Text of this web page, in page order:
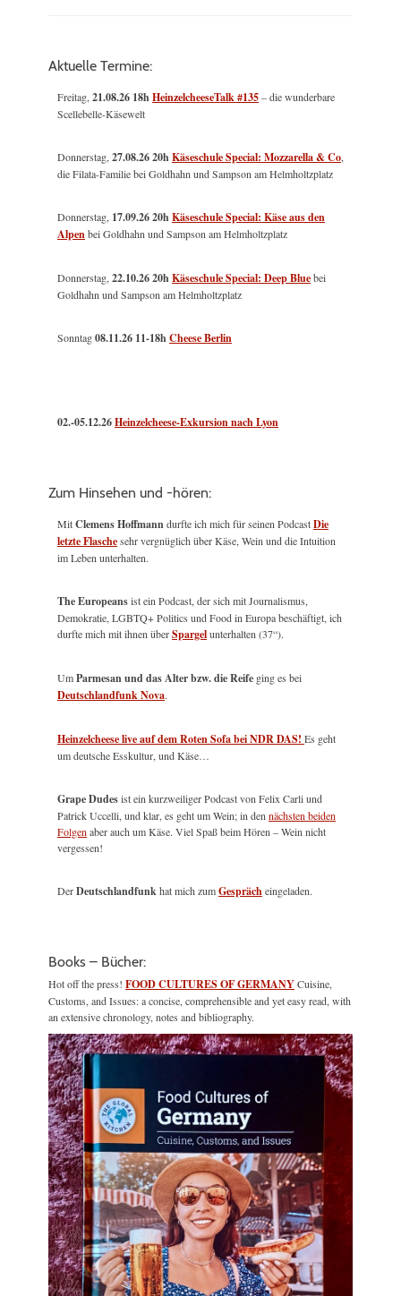
Aktuelle Termine:
Freitag,21.08.26 18hHeinzelcheeseTalk #135– die wunderbare
Scellebelle-Käsewelt
Donnerstag,27.08.26 20hKäseschule Special: Mozzarella & Co,
die Filata-Familie bei Goldhahn und Sampson am Helmholtzplatz
Donnerstag, 17.09.26 20hKäseschule Special: Käse aus den
Alpenbei Goldhahn und Sampson am Helmholtzplatz
Donnerstag,22.10.26 20hKäseschule Special: Deep Bluebei
Goldhahn und Sampson am Helmholtzplatz
Sonntag08.11.26 11-18hCheese Berlin
02.-05.12.26Heinzelcheese-Exkursion nach Lyon
Zum Hinsehen und -hören:
MitClemens Hoffmanndurfte ich mich für seinen PodcastDie
letzte Flaschesehr vergnüglich über Käse, Wein und die Intuition
im Leben unterhalten.
The Europeansist ein Podcast, der sich mit Journalismus,
Demokratie, LGBTQ+ Politics und Food in Europa beschäftigt, ich
durfte mich mit ihnen überSpargelunterhalten (37“).
UmParmesan und das Alter bzw. die Reife ging es bei
Deutschlandfunk Nova.
Heinzelcheese live auf dem Roten Sofa bei NDR DAS! Es geht
um deutsche Esskultur, und Käse…
Grape Dudesist ein kurzweiliger Podcast von Felix Carli und
Patrick Uccelli, und klar, es geht um Wein; in dennächsten beiden
Folgenaber auch um Käse. Viel Spaß beim Hören – Wein nicht
vergessen!
DerDeutschlandfunkhat mich zumGesprächeingeladen.
Books – Bücher:
Hot off the press! FOOD CULTURES OF GERMANYCuisine,
Customs, and Issues: a concise, comprehensible and yet easy read, with
an extensive chronology, notes and bibliography.